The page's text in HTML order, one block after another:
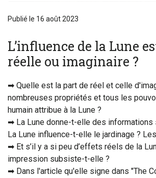
Publié le 16 août 2023
L’influence de la Lune
réelle ou imaginaire ?
➡ Quelle est la part de réel et celle
nombreuses propriétés et tous les
humain attribue à la Lune ?
➡ La Lune donne-t-elle des informations
La Lune influence-t-elle le jardinage ?
➡ Et s’il y a si peu d’effets réels de la
impression subsiste-t-elle ?
➡ Dans l'article qu'elle signe dans "The